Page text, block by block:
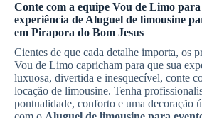
Conte com a equipe Vou de Limo
experiência de Aluguel de limousine
em Pirapora do Bom Jesus
Cientes de que cada detalhe importa, os
Vou de Limo capricham para que sua
luxuosa, divertida e inesquecível, conte
locação de limousine. Tenha
pontualidade, conforto e uma decoração